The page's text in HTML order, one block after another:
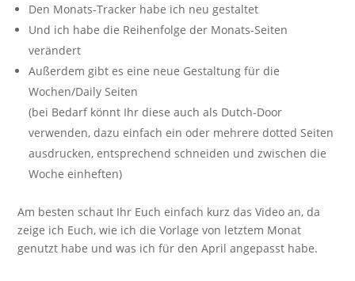
Den Monats-Tracker habe ich neu gestaltet
Und ich habe die Reihenfolge der Monats-Seiten
verändert
Außerdem gibt es eine neue Gestaltung für die
Wochen/Daily Seiten
(bei Bedarf könnt Ihr diese auch als Dutch-Door
verwenden, dazu einfach ein oder mehrere dotted Seiten
ausdrucken, entsprechend schneiden und zwischen die
Woche einheften)
Am besten schaut Ihr Euch einfach kurz das Video an, da
zeige ich Euch, wie ich die Vorlage von letztem Monat
genutzt habe und was ich für den April angepasst habe.